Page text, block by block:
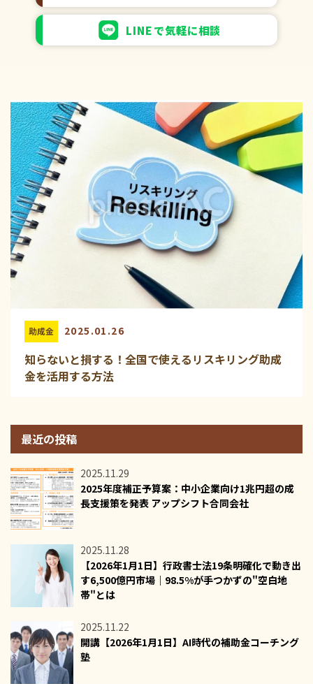
LINEで気軽に相談
助成金 2025.01.26
知らないと損する！全国で使えるリスキリング助成
金を活用する方法
最近の投稿
2025.11.29
2025年度補正予算案：中小企業向け1兆円超の成
長支援策を発表 アップシフト合同会社
2025.11.28
【2026年1月1日】行政書士法19条明確化で動き出
す6,500億円市場｜98.5%が手つかずの"空白地
帯"とは
2025.11.22
開講【2026年1月1日】AI時代の補助金コーチング
塾